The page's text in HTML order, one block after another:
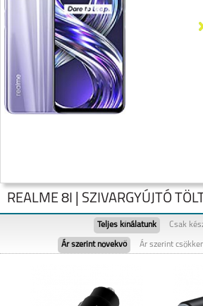
REALME 8I | SZIVARGYÚJTÓ
Teljes kínálatunk Csak
Ár szerint növekvő Ár szerint